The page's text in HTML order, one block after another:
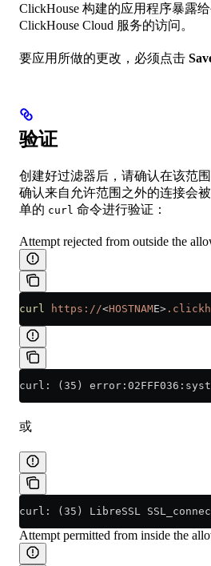
ClickHouse 构建的应用程序暴露
ClickHouse Cloud 服务的访问。
要应用所做的更改，必须点击
验证
创建好过滤器后，请确认在该范
确认来自允许范围之外的连接会
单的 curl 命令进行验证：
Attempt rejected from outside the
curl https://<HOSTNAME>
curl: (35)
或
curl: (35) LibreSSL
Attempt permitted from inside the